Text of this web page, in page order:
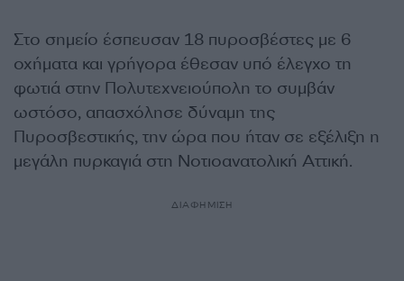
Στο σημείο έσπευσαν 18 πυροσβέστες με 6
οχήματα και γρήγορα έθεσαν υπό έλεγχο τη
φωτιά στην Πολυτεχνειούπολη το συμβάν
ωστόσο, απασχόλησε δύναμη της
Πυροσβεστικής, την ώρα που ήταν σε εξέλιξη η
μεγάλη πυρκαγιά στη Νοτιοανατολική Αττική.
ΔΙΑΦΗΜΙΣΗ